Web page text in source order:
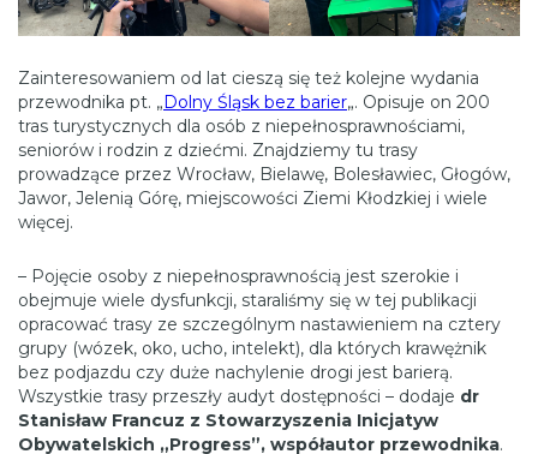
Zainteresowaniem od lat cieszą się też kolejne wydania
przewodnika pt. „ Dolny Śląsk bez barier„. Opisuje on 200
tras turystycznych dla osób z niepełnosprawnościami,
seniorów i rodzin z dziećmi. Znajdziemy tu trasy
prowadzące przez Wrocław, Bielawę, Bolesławiec, Głogów,
Jawor, Jelenią Górę, miejscowości Ziemi Kłodzkiej i wiele
więcej.
– Pojęcie osoby z niepełnosprawnością jest szerokie i
obejmuje wiele dysfunkcji, staraliśmy się w tej publikacji
opracować trasy ze szczególnym nastawieniem na cztery
grupy (wózek, oko, ucho, intelekt), dla których krawężnik
bez podjazdu czy duże nachylenie drogi jest barierą.
Wszystkie trasy przeszły audyt dostępności – dodaje dr
Stanisław Francuz z Stowarzyszenia Inicjatyw
Obywatelskich „Progress”, współautor przewodnika.